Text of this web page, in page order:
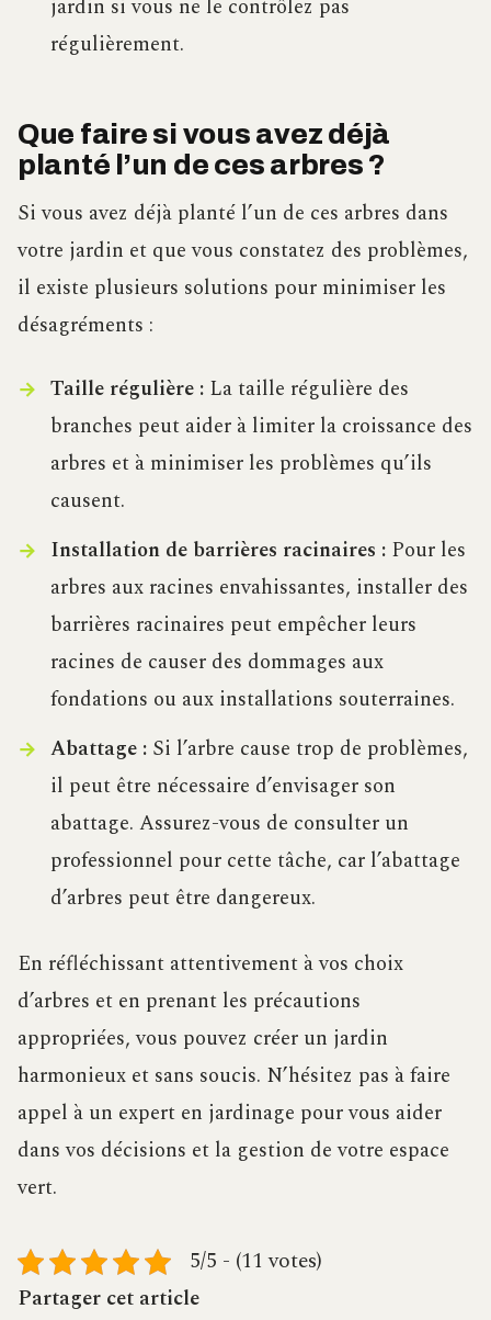
jardin si vous ne le contrôlez pas
régulièrement.
Que faire si vous avez déjà
planté l’un de ces arbres ?
Si vous avez déjà planté l’un de ces arbres dans
votre jardin et que vous constatez des problèmes,
il existe plusieurs solutions pour minimiser les
désagréments :
Taille régulière :La taille régulière des
branches peut aider à limiter la croissance des
arbres et à minimiser les problèmes qu’ils
causent.
Installation de barrières racinaires :Pour les
arbres aux racines envahissantes, installer des
barrières racinaires peut empêcher leurs
racines de causer des dommages aux
fondations ou aux installations souterraines.
Abattage :Si l’arbre cause trop de problèmes,
il peut être nécessaire d’envisager son
abattage. Assurez-vous de consulter un
professionnel pour cette tâche, car l’abattage
d’arbres peut être dangereux.
En réfléchissant attentivement à vos choix
d’arbres et en prenant les précautions
appropriées, vous pouvez créer un jardin
harmonieux et sans soucis. N’hésitez pas à faire
appel à un expert en jardinage pour vous aider
dans vos décisions et la gestion de votre espace
vert.
5/5 - (11 votes)
Partager cet article